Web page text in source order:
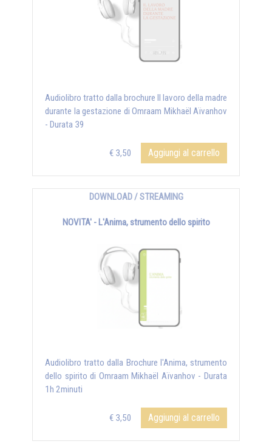
Audiolibro tratto dalla brochure Il lavoro della madre
durante la gestazione di Omraam Mikhaël Aïvanhov
- Durata 39
€ 3,50 Aggiungi al carrello
DOWNLOAD / STREAMING
NOVITA' - L'Anima, strumento dello spirito
Audiolibro tratto dalla Brochure l'Anima, strumento
dello spirito di Omraam Mikhaël Aïvanhov - Durata
1h 2minuti
€ 3,50 Aggiungi al carrello